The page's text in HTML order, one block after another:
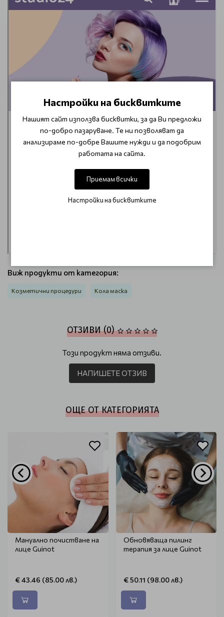
Виж продукти от категория:
Козметични процедури Кола маска
ОТЗИВИ (0)
Този продукт няма отзиви.
НАПИШЕТЕ ОТЗИВ
ОЩЕ ОТ КАТЕГОРИЯТА
Мануално почистване на
лице Guinot
€ 43.46 (85.00 лв.)
Обновяваща пилинг
терапия за лице Guinot
€ 50.11 (98.00 лв.)
Настройки на бисквитките
Нашият сайт използва бисквитки, за да Ви предложи
по-добро пазаруване. Те ни позволяват да
анализираме по-добре Вашите нужди и да подобрим
работата на сайта.
Приемам всички
Настройки на бисквитките